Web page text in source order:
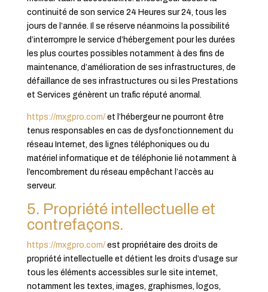
continuité de son service 24 Heures sur 24, tous les
jours de l’année. Il se réserve néanmoins la possibilité
d’interrompre le service d’hébergement pour les durées
les plus courtes possibles notamment à des fins de
maintenance, d’amélioration de ses infrastructures, de
défaillance de ses infrastructures ou si les Prestations
et Services génèrent un trafic réputé anormal.
https://mxgpro.com/et l’hébergeur ne pourront être
tenus responsables en cas de dysfonctionnement du
réseau Internet, des lignes téléphoniques ou du
matériel informatique et de téléphonie lié notamment à
l’encombrement du réseau empêchant l’accès au
serveur.
5. Propriété intellectuelle et
contrefaçons.
https://mxgpro.com/est propriétaire des droits de
propriété intellectuelle et détient les droits d’usage sur
tous les éléments accessibles sur le site internet,
notamment les textes, images, graphismes, logos,